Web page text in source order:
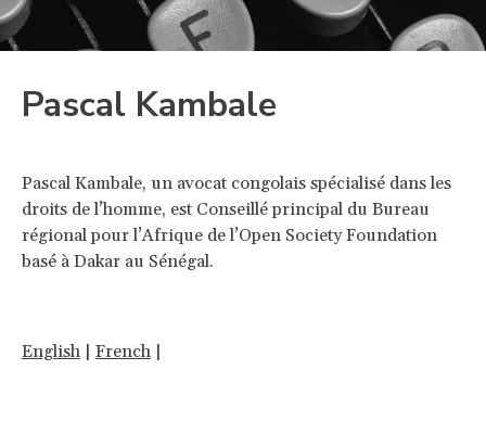
Pascal Kambale
Pascal Kambale, un avocat congolais spécialisé dans les
droits de l’homme, est Conseillé principal du Bureau
régional pour l’Afrique de l’Open Society Foundation
basé à Dakar au Sénégal.
English | French |